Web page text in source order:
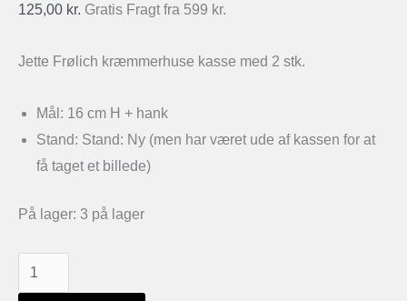
125,00 kr. Gratis Fragt fra 599 kr.
Jette Frølich kræmmerhuse kasse med 2 stk.
Mål: 16 cm H + hank
Stand: Stand: Ny (men har været ude af kassen for at
få taget et billede)
På lager: 3 på lager
Jette
Frølich